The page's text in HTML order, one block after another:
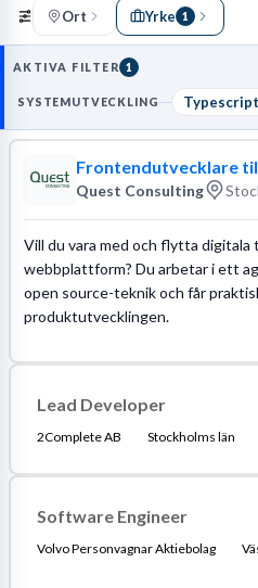
Ort Yrke 1
AKTIVA FILTER 1
SYSTEMUTVECKLING
Frontendutvecklare
Quest Consulting
Vill du vara med och flytta
webbplattform? Du arbetar i ett
open source-teknik och får
produktutvecklingen.
Lead Developer
2Complete AB Stockholms län
Software Engineer
Volvo Personvagnar Aktiebolag